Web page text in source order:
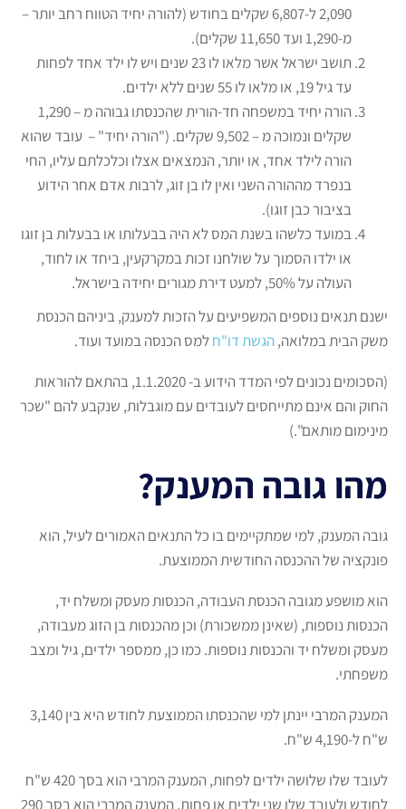
2,090 ל-6,807 שקלים בחודש (להורה יחיד הטווח רחב יותר –
מ-1,290 ועד 11,650 שקלים).
תושב ישראל אשר מלאו לו 23 שנים ויש לו ילד אחד לפחות
עד גיל 19, או מלאו לו 55 שנים ללא ילדים.
הורה יחיד במשפחה חד-הורית שהכנסתו גבוהה מ – 1,290
שקלים ונמוכה מ – 9,502 שקלים. ("הורה יחיד" – עובד שהוא
הורה לילד אחד, או יותר, הנמצאים אצלו וכלכלתם עליו, החי
בנפרד מההורה השני ואין לו בן זוג, לרבות אדם אחר הידוע
בציבור כבן זוגו).
במועד כלשהו בשנת המס לא היה בבעלותו או בבעלות בן זוגו
או ילדו הסמוך על שולחנו זכות במקרקעין, ביחד או לחוד,
העולה על 50%, למעט דירת מגורים יחידה בישראל.
ישנם תנאים נוספים המשפיעים על הזכות למענק, ביניהם הכנסת
משק הבית במלואה,הגשת דו"חלמס הכנסה במועד ועוד.
(הסכומים נכונים לפי המדד הידוע ב- 1.1.2020, בהתאם להוראות
החוק והם אינם מתייחסים לעובדים עם מוגבלות, שנקבע להם "שכר
מינימום מותאם".)
מהו גובה המענק?
גובה המענק, למי שמתקיימים בו כל התנאים האמורים לעיל, הוא
פונקציה של ההכנסה החודשית הממוצעת.
הוא מושפע מגובה הכנסת העבודה, הכנסות מעסק ומשלח יד,
הכנסות נוספות, (שאינן ממשכורת) וכן מהכנסות בן הזוג מעבודה,
מעסק ומשלח יד והכנסות נוספות. כמו כן, ממספר ילדים, גיל ומצב
משפחתי.
המענק המרבי יינתן למי שהכנסתו הממוצעת לחודש היא בין 3,140
ש"ח ל-4,190 ש"ח.
לעובד שלו שלושה ילדים לפחות, המענק המרבי הוא בסך 420 ש"ח
לחודש ולעובד שלו שני ילדים או פחות, המענק המרבי הוא בסך 290